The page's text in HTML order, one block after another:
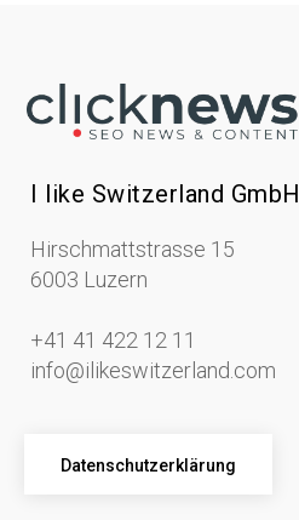
I like Switzerland GmbH
Hirschmattstrasse 15
6003 Luzern
+41 41 422 12 11
info@ilikeswitzerland.com
Datenschutzerklärung